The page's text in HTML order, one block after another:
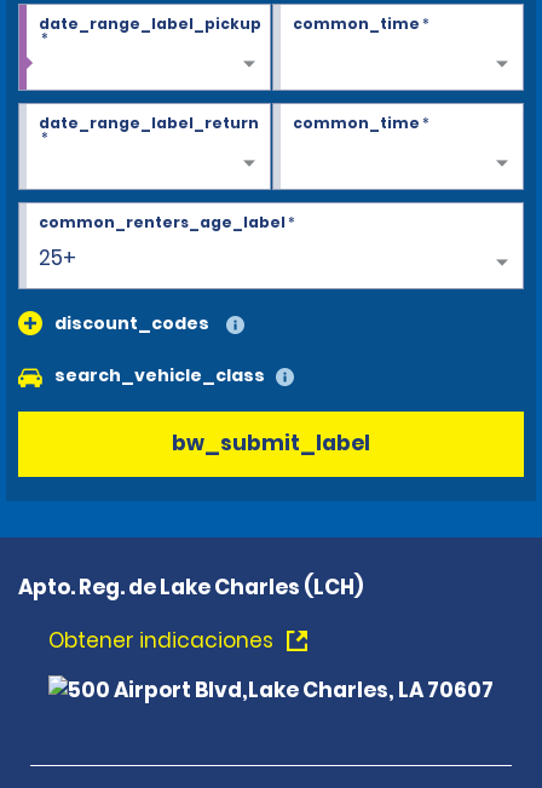
date_range_label_pickup
*
common_time*
date_range_label_return
*
common_time*
25+
common_renters_age_label*
discount_codes
search_vehicle_class
bw_submit_label
Apto. Reg. de Lake Charles (LCH)
Obtener indicaciones